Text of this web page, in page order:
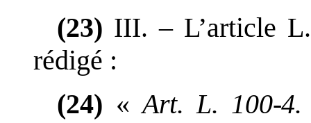
(23) III. – L’article L.
rédigé :
(24) « Art. L. 100‑4.